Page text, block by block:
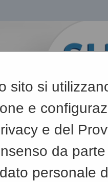
sito si
e
e del
da
personale